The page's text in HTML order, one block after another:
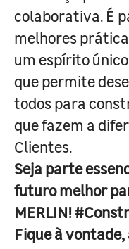
colaborativa. É
melhores
um espírito
que permite
todos para
que fazem a
Clientes.
Seja parte
futuro melhor
MERLIN!
Fique à vontade,